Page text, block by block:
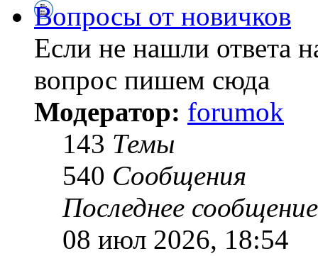
Вопросы от новичков
Если не нашли ответа
вопрос пишем сюда
Модератор: forumok
143 Темы
540 Сообщения
Последнее сообщение
08 июл 2026, 18:54